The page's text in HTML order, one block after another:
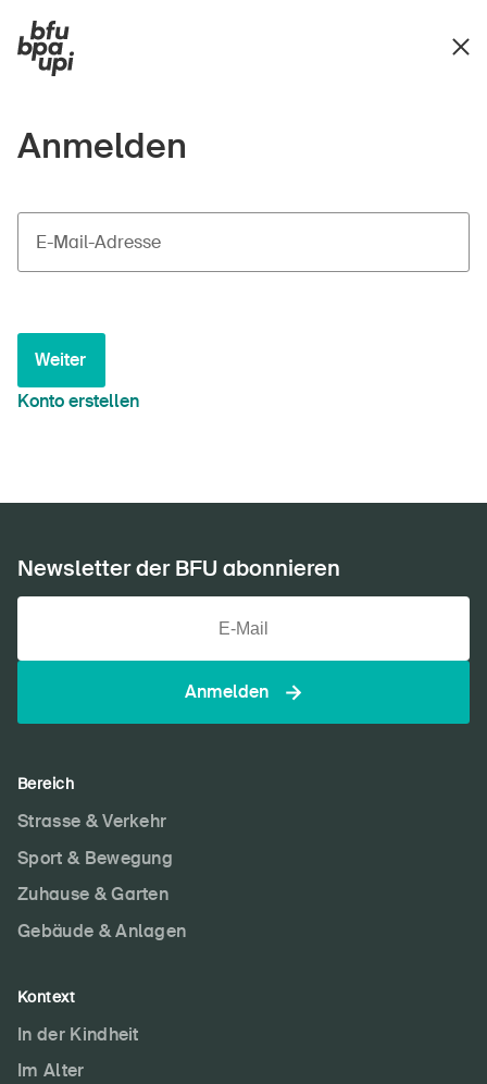
Anmelden
E-Mail-Adresse
Weiter
Konto erstellen
Newsletter der BFU abonnieren
Anmelden
Bereich
Strasse & Verkehr
Sport & Bewegung
Zuhause & Garten
Gebäude & Anlagen
Kontext
In der Kindheit
Im Alter